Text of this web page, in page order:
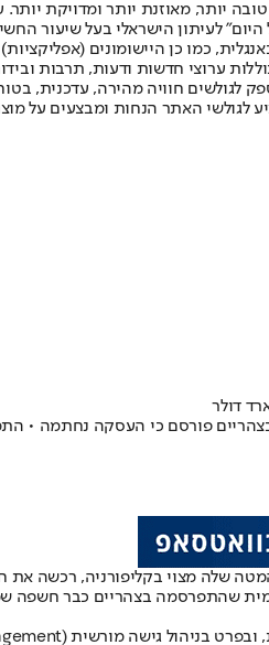
יותר, מאוזנת יותר ומדויקת
הראשונה פורסמה ב-30 ביולי 2007, וב-2010 הפך
ערוצי חדשות ודעות, תרבות
לגולשים חוויה מהירה,
לגולשי האתר הנחות ומבצעים על
כי העסקה נחתמה • התמורה: לא
בקליפורניה, רכשה את חברת
שהתפרסמה בצהריים כבר חשפה